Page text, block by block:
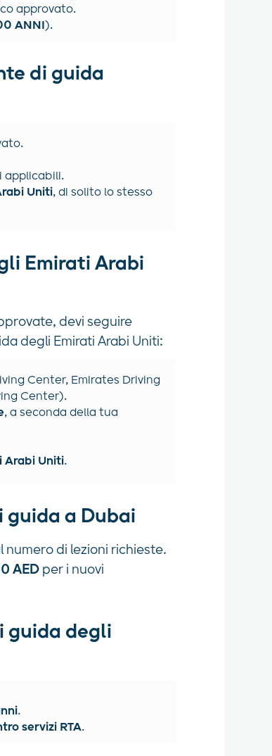
approvato.
ANNI ).
di guida
applicabili.
Uniti, di solito lo stesso
Emirati Arabi
devi seguire
degli Emirati Arabi Uniti:
Center, Emirates Driving
Center).
, a seconda della tua
Arabi Uniti.
guida a Dubai
numero di lezioni richieste.
AED per i nuovi
guida degli
.
servizi RTA.